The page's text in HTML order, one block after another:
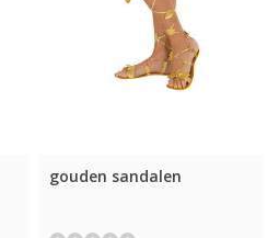
gouden sandalen